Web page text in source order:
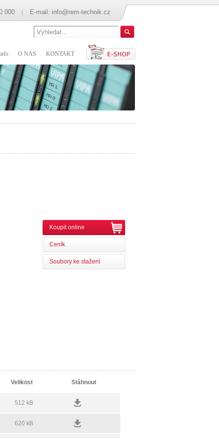
000 E-mail: info@rem-technik.cz
O NÁS KONTAKT
Koupit online
Ceník
Soubory ke stažení
Velikost Stáhnout
512 kB
620 kB